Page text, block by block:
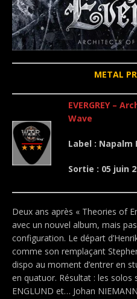
METAL
EVERGREY –
Wave
Label : Napalm
Sortie : 05 juin
Deux ans après « Theories of
avec un nouvel album, mais
configuration. Le départ
comme son remplaçant
dispo au moment d’entrer en
en quatuor. Résultat : les solos
ENGLUND et… Johan